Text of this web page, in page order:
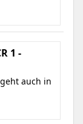
1 -
auch in